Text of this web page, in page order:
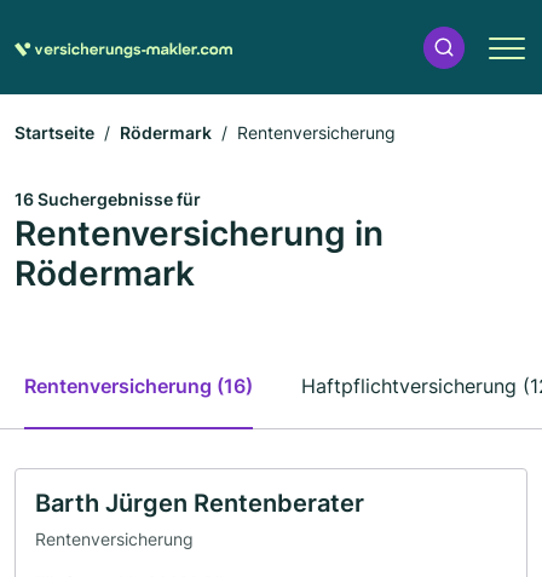
Startseite Rödermark Rentenversicherung
16 Suchergebnisse für
Rentenversicherung in
Rödermark
Rentenversicherung (16) Haftpflichtversicherung
Barth Jürgen Rentenberater
Rentenversicherung